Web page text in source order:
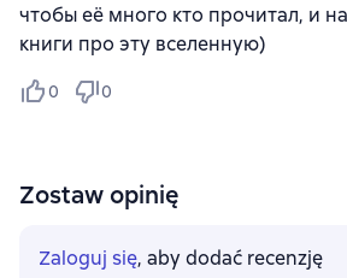
чтобы её много кто прочитал, и
книги про эту вселенную)
0 0
Zostaw opinię
Zaloguj się, aby dodać recenzję